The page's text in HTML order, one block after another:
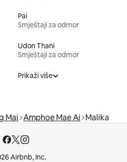
Pai
Smještaji za odmor
Udon Thani
Smještaji za odmor
Prikaži više
Mai Amphoe Mae Ai Malika
Airbnb, Inc.